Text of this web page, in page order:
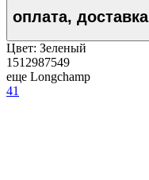
оплата, доставка
Цвет: Зеленый
1512987549
еще Longchamp
41